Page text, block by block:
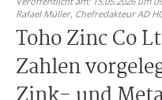
Rafael Müller, Chefredakteur AD
Toho Zinc Co
Zahlen